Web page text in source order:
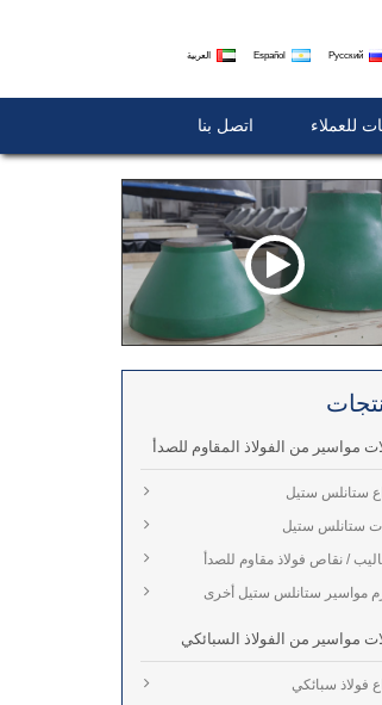
Русский
Español العربية
للعملاء اتصل بنا
مواسير من الفولاذ المقاوم للصدأ
ستانلس ستيل
ستانلس ستيل
/ نقاص فولاذ مقاوم للصدأ
مواسير ستانلس ستيل أخرى
مواسير من الفولاذ السبائكي
فولاذ سبائكي